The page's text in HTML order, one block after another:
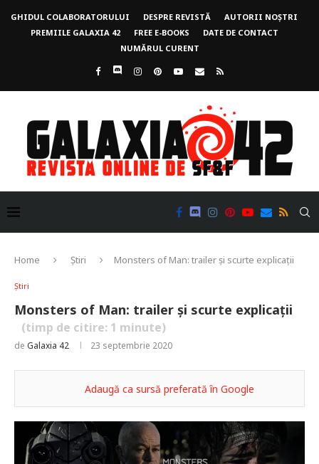
GHIDUL COLABORATORULUI DESPRE REVISTĂ
AUTORII NOȘTRI
PREMIILE GALAXIA 42
FREE E-BOOKS
DATE DE CONTACT
NUMĂRUL CURENT
Home Știri Monsters of Man: trailer și scurte explicații
Știri
Monsters of Man: trailer și scurte explicații
(timp de citire: 1 minute)
de Galaxia 42 23 septembrie 2020
Adaugă ca sursă preferată în Google